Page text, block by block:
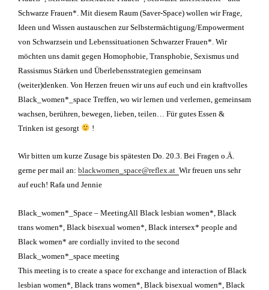
Schwarze Frauen*. Mit diesem Raum (Saver-Space) wollen wir Frage,
Ideen und Wissen austauschen zur Selbstermächtigung/Empowerment
von Schwarzsein und Lebenssituationen Schwarzer Frauen*. Wir
möchten uns damit gegen Homophobie, Transphobie, Sexismus und
Rassismus Stärken und Überlebensstrategien gemeinsam
(weiter)denken. Von Herzen freuen wir uns auf euch und ein kraftvolles
Black_women*_space Treffen, wo wir lernen und verlernen, gemeinsam
wachsen, berühren, bewegen, lieben, teilen… Für gutes Essen &
Trinken ist gesorgt
!
Wir bitten um kurze Zusage bis spätesten Do. 20.3. Bei Fragen o.Ä.
gerne per mail an: blackwomen_space@reflex.at Wir freuen uns sehr
auf euch! Rafa und Jennie
Black_women*_Space – MeetingAll Black lesbian women*, Black
trans women*, Black bisexual women*, Black intersex* people and
Black women* are cordially invited to the second
Black_women*_space meeting
This meeting is to create a space for exchange and interaction of Black
lesbian women*, Black trans women*, Black bisexual women*, Black